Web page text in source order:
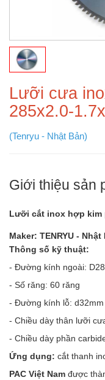
Lưỡi cưa
285x2.0-
(Tenryu - Nhật Bản)
Giới thiệu sản
Lưỡi cắt inox hợp kim
Maker: TENRYU - Nhật
Thông số kỹ thuật:
- Đường kính ngoài:
- Số răng: 60 răng
- Đường kính lỗ: d32mm
- Chiều dày thân lưỡi
- Chiều dày phần
Ứng dụng: cắt thanh
PAC Việt Nam được